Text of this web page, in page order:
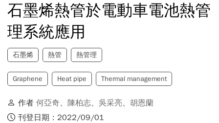
石墨烯熱管於電動車電池熱管
理系統應用
石墨烯 熱管 熱管理
Graphene Heat pipe Thermal management
作者 何亞奇、 陳柏志、 吳采亮、 胡恩蘭
刊登日期：2022/09/01